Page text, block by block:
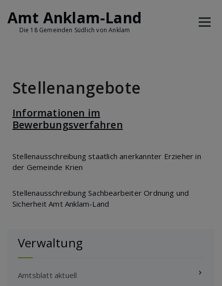
Amt Anklam-Land
Die 18 Gemeinden Südlich von Anklam
Stellenangebote
Informationen im
Bewerbungsverfahren
Stellenausschreibung staatlich anerkannter Erzieher in
der Gemeinde Krien
Stellenausschreibung Sachbearbeiter Ordnung und
Sicherheit Amt Anklam-Land
Verwaltung
Amtsblatt aktuell